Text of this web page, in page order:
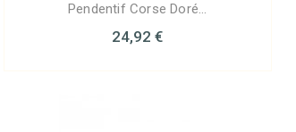
Pendentif Corse Doré...
24,92 €